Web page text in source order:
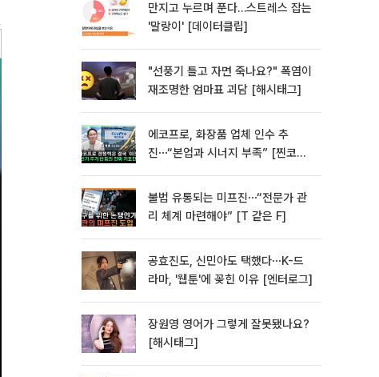
만지고 누르며 푼다…스트레스 잡는
'말랑이' [데이터클립]
"선풍기 틀고 자면 죽나요?" 폭염이
재조명한 엄마표 괴담 [해시태그]
에코프로, 화장품 업체 인수 추
진⋯“본업과 시너지 부족” [찐코노
불법 유통되는 미프진⋯“전문가 관
리 체계 마련해야” [T 같은 F]
공효진도, 신민아도 택했다⋯K-드
라마, '웹툰'에 꽂힌 이유 [엔터로그]
장원영 영어가 그렇게 잘못됐나요?
[해시태그]